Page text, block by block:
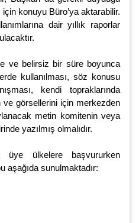
konuyu Büro’ya aktarabilir.
dair yıllık raporlar
ve belirsiz bir süre boyunca
kullanılması, söz konusu
kendi topraklarında
ve görsellerini için merkezden
metin komitenin veya
yazılmış olmalıdır.
üye ülkelere başvururken
aşağıda sunulmaktadır: